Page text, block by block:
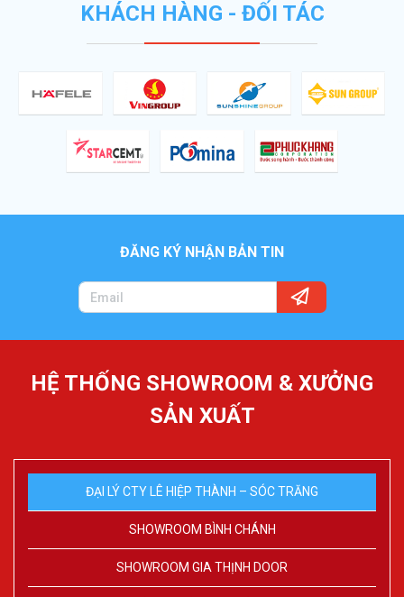
KHÁCH HÀNG - ĐỐI TÁC
ĐĂNG KÝ NHẬN BẢN TIN
HỆ THỐNG SHOWROOM & XƯỞNG
SẢN XUẤT
ĐẠI LÝ CTY LÊ HIỆP THÀNH – SÓC TRĂNG
SHOWROOM BÌNH CHÁNH
SHOWROOM GIA THỊNH DOOR